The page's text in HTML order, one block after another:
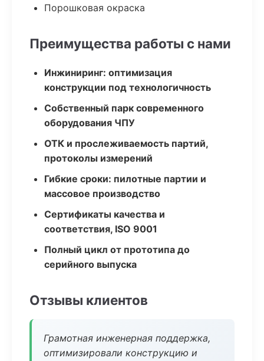
Порошковая окраска
Преимущества работы с нами
Инжиниринг: оптимизация
конструкции под технологичность
Собственный парк современного
оборудования ЧПУ
ОТК и прослеживаемость партий,
протоколы измерений
Гибкие сроки: пилотные партии и
массовое производство
Сертификаты качества и
соответствия, ISO 9001
Полный цикл от прототипа до
серийного выпуска
Отзывы клиентов
Грамотная инженерная поддержка,
оптимизировали конструкцию и